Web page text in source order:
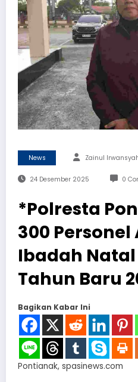
News Zainul
24 Desember 2025 0
*Polresta
300
Ibadah
Tahun Baru
Bagikan Kabar Ini
Pontianak, spasinews.com